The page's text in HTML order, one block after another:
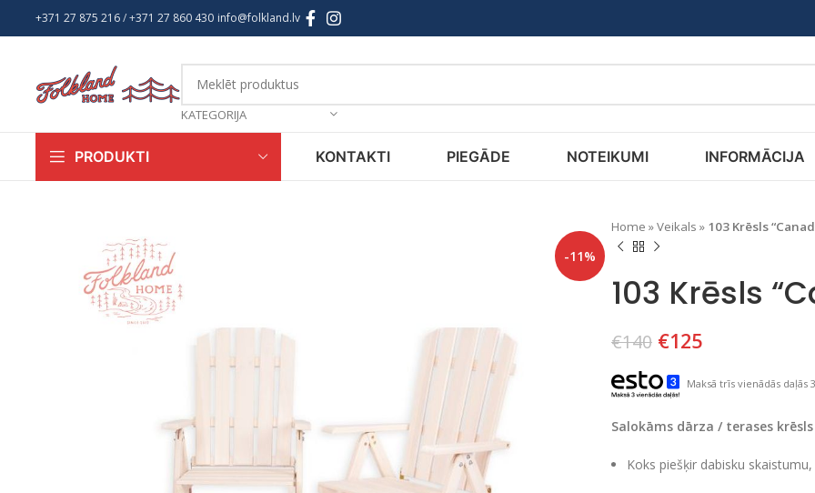
+371 27 875 216/ +371 27 860 430 info@folkland.lv
KATEGORIJA
PRODUKTI KONTAKTI PIEGĀDE NOTEIKUMI INFORMĀCIJA
-11%
Home »Veikals » 103 Krēsls
103 Krēsls
€140 €125
Maksā trīs vienādās daļās
Salokāms dārza / terases
Koks piešķir dabisku